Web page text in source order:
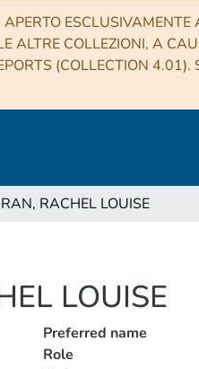
APERTO
ALTRE COLLEZIONI, A
(COLLECTION
RACHEL LOUISE
LOUISE
Preferred name
Role